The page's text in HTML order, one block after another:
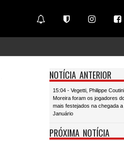
NOTÍCIA ANTERIOR
15:04 - Vegetti, Philippe
Moreira foram os jogadores
mais festejados na chegada a
Januário
PRÓXIMA NOTÍCIA